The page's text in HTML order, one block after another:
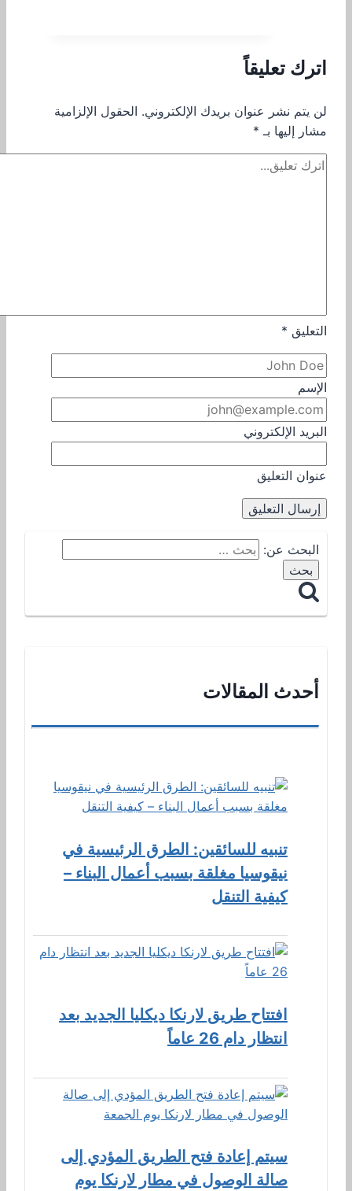
اترك تعليقاً
لن يتم نشر عنوان بريدك الإلكتروني. الحقول الإلزامية
مشار إليها بـ *
التعليق *
الإسم
البريد الإلكتروني
عنوان التعليق
البحث عن:
أحدث المقالات
تنبيه للسائقين: الطرق الرئيسية في
نيقوسيا مغلقة بسبب أعمال البناء –
كيفية التنقل
افتتاح طريق لارنكا ديكليا الجديد بعد
انتظار دام 26 عاماً
سيتم إعادة فتح الطريق المؤدي إلى
صالة الوصول في مطار لارنكا يوم